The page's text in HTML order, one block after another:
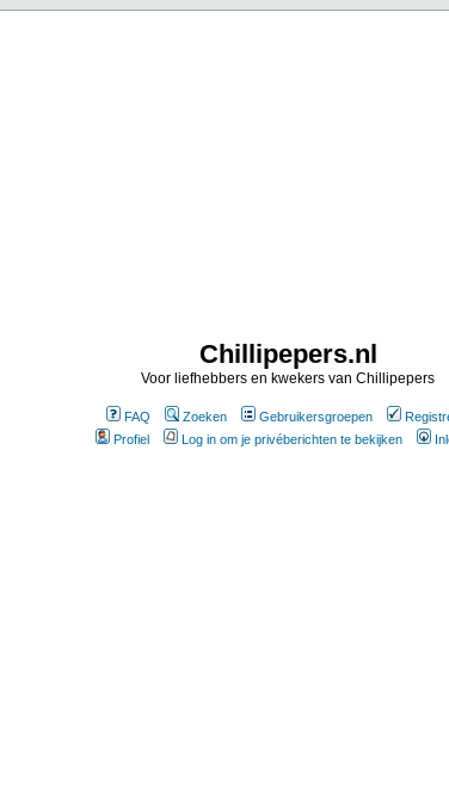
Chillipepers.nl
Voor liefhebbers en kwekers van Chillipepers
FAQ Zoeken Gebruikersgroepen
Profiel
Log in om je privéberichten te bekijken